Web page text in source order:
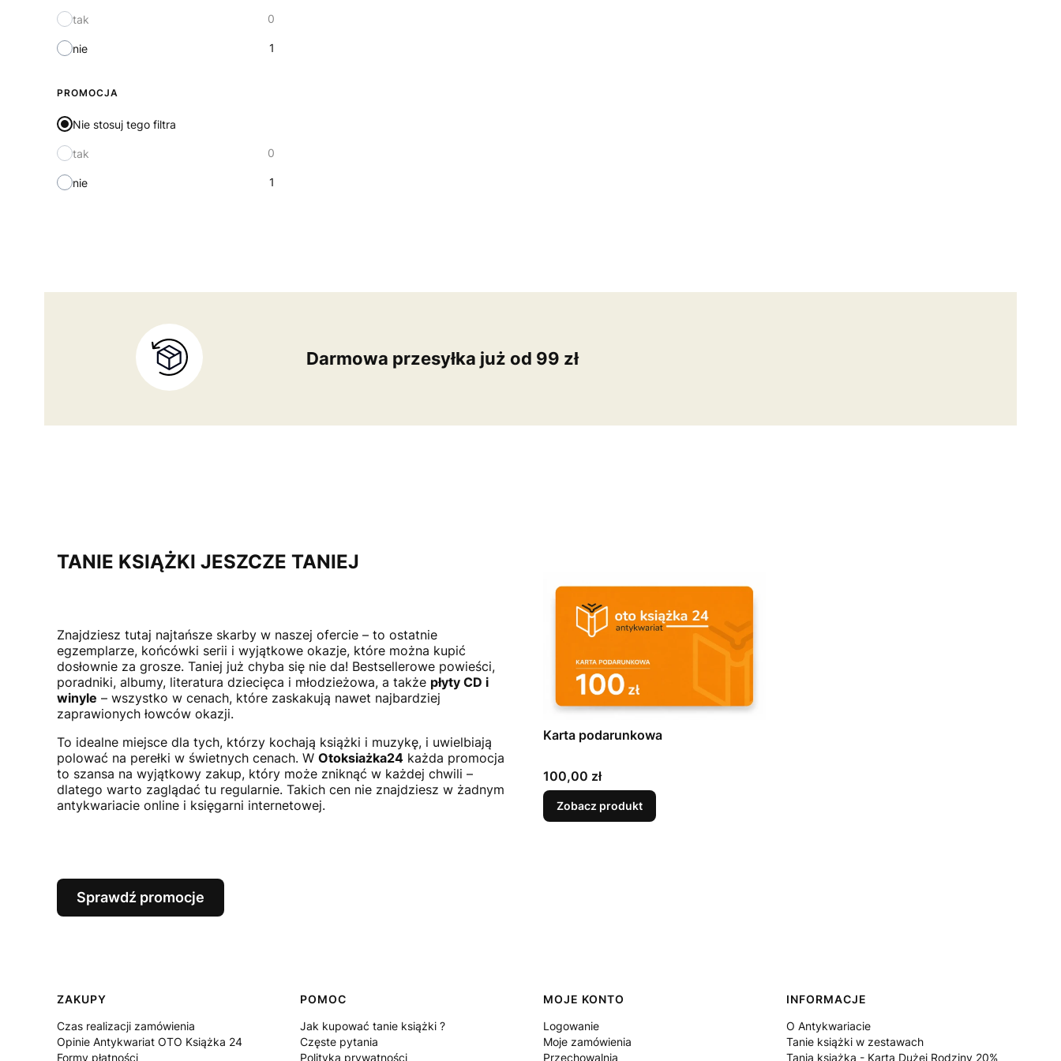
tak 0
nie 1
PROMOCJA
Nie stosuj tego filtra
tak 0
nie 1
Darmowa przesyłka już od 99 zł
TANIE KSIĄŻKI JESZCZE TANIEJ
Znajdziesz tutaj najtańsze skarby w naszej ofercie – to ostatnie
egzemplarze, końcówki serii i wyjątkowe okazje, które można kupić
dosłownie za grosze. Taniej już chyba się nie da! Bestsellerowe powieści,
poradniki, albumy, literatura dziecięca i młodzieżowa, a także płyty CD i
winyle – wszystko w cenach, które zaskakują nawet najbardziej
zaprawionych łowców okazji.
To idealne miejsce dla tych, którzy kochają książki i muzykę, i uwielbiają
polować na perełki w świetnych cenach. W Otoksiażka24 każda promocja
to szansa na wyjątkowy zakup, który może zniknąć w każdej chwili –
dlatego warto zaglądać tu regularnie. Takich cen nie znajdziesz w żadnym
antykwariacie online i księgarni internetowej.
Sprawdź promocje
Karta podarunkowa
Cena
100,00 zł
Zobacz produkt
Linki w stopce
ZAKUPY
Czas realizacji zamówienia
Opinie Antykwariat OTO Książka 24
Formy płatności
POMOC
Jak kupować tanie książki ?
Częste pytania
Polityka prywatności
MOJE KONTO
Logowanie
Moje zamówienia
Przechowalnia
INFORMACJE
O Antykwariacie
Tanie książki w zestawach
Tania książka - Karta Dużej Rodziny 20%